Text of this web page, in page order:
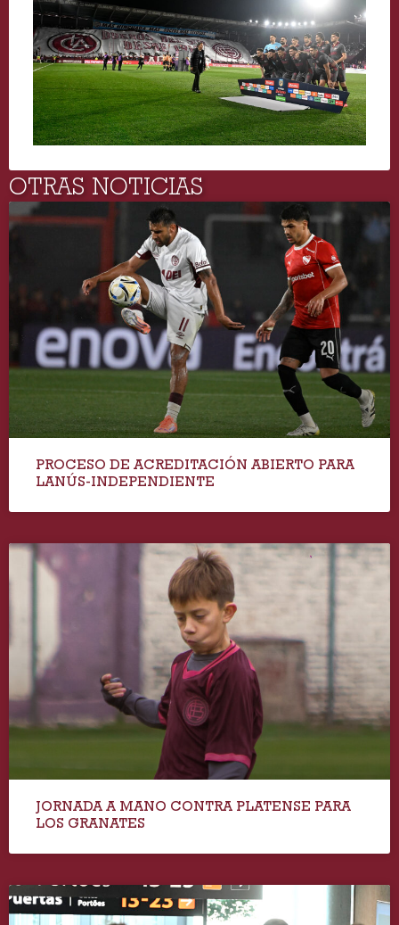
OTRAS NOTICIAS
PROCESO DE ACREDITACIÓN ABIERTO PARA
LANÚS-INDEPENDIENTE
JORNADA A MANO CONTRA PLATENSE PARA
LOS GRANATES